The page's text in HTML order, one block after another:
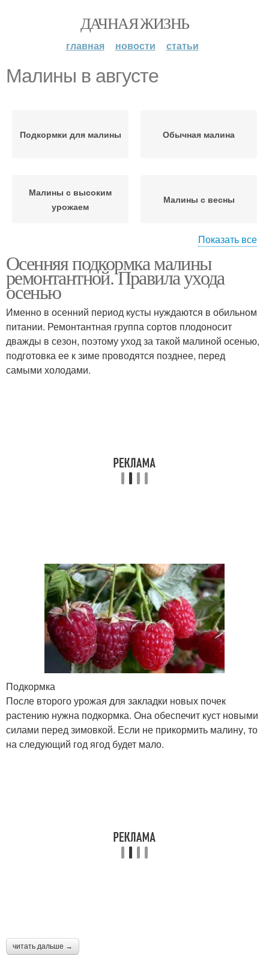
ДАЧНАЯ ЖИЗНЬ
главная новости статьи
Малины в августе
Подкормки для малины Обычная малина
Малины с высоким
урожаем
Малины с весны
Удобрения для малины
августе
Малин в августе Малины при посадке
Показать все
Осенняя подкормка малины
ремонтантной. Правила ухода
осенью
Именно в осенний период кусты нуждаются в обильном
питании. Ремонтантная группа сортов плодоносит
дважды в сезон, поэтому уход за такой малиной осенью,
подготовка ее к зиме проводятся позднее, перед
самыми холодами.
Подкормка
После второго урожая для закладки новых почек
растению нужна подкормка. Она обеспечит куст новыми
силами перед зимовкой. Если не прикормить малину, то
на следующий год ягод будет мало.
читать дальше →